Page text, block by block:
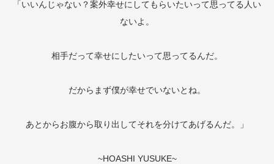
「いいんじゃない？案外幸せにしてもらいたいって思ってる人い
ないよ。
相手だって幸せにしたいって思ってるんだ。
だからまず僕が幸せでいないとね。
あとからお腹から取り出してそれを分けてあげるんだ。」
~HOASHI YUSUKE~